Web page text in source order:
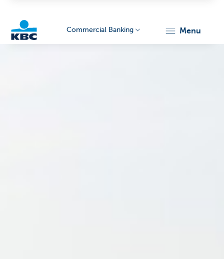
Commercial Banking menu